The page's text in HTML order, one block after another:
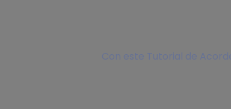
Con este Tutorial de